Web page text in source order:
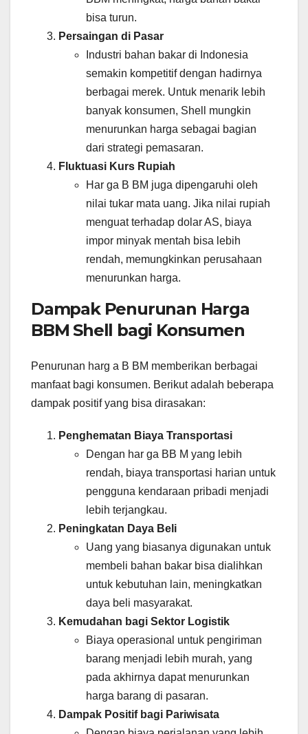
bisa turun.
Persaingan di Pasar
Industri bahan bakar di Indonesia
semakin kompetitif dengan hadirnya
berbagai merek. Untuk menarik lebih
banyak konsumen, Shell mungkin
menurunkan harga sebagai bagian
dari strategi pemasaran.
Fluktuasi Kurs Rupiah
Har ga B BM juga dipengaruhi oleh
nilai tukar mata uang. Jika nilai rupiah
menguat terhadap dolar AS, biaya
impor minyak mentah bisa lebih
rendah, memungkinkan perusahaan
menurunkan harga.
Dampak Penurunan Harga
BBM Shell bagi Konsumen
Penurunan harg a B BM memberikan berbagai
manfaat bagi konsumen. Berikut adalah beberapa
dampak positif yang bisa dirasakan:
Penghematan Biaya Transportasi
Dengan har ga BB M yang lebih
rendah, biaya transportasi harian untuk
pengguna kendaraan pribadi menjadi
lebih terjangkau.
Peningkatan Daya Beli
Uang yang biasanya digunakan untuk
membeli bahan bakar bisa dialihkan
untuk kebutuhan lain, meningkatkan
daya beli masyarakat.
Kemudahan bagi Sektor Logistik
Biaya operasional untuk pengiriman
barang menjadi lebih murah, yang
pada akhirnya dapat menurunkan
harga barang di pasaran.
Dampak Positif bagi Pariwisata